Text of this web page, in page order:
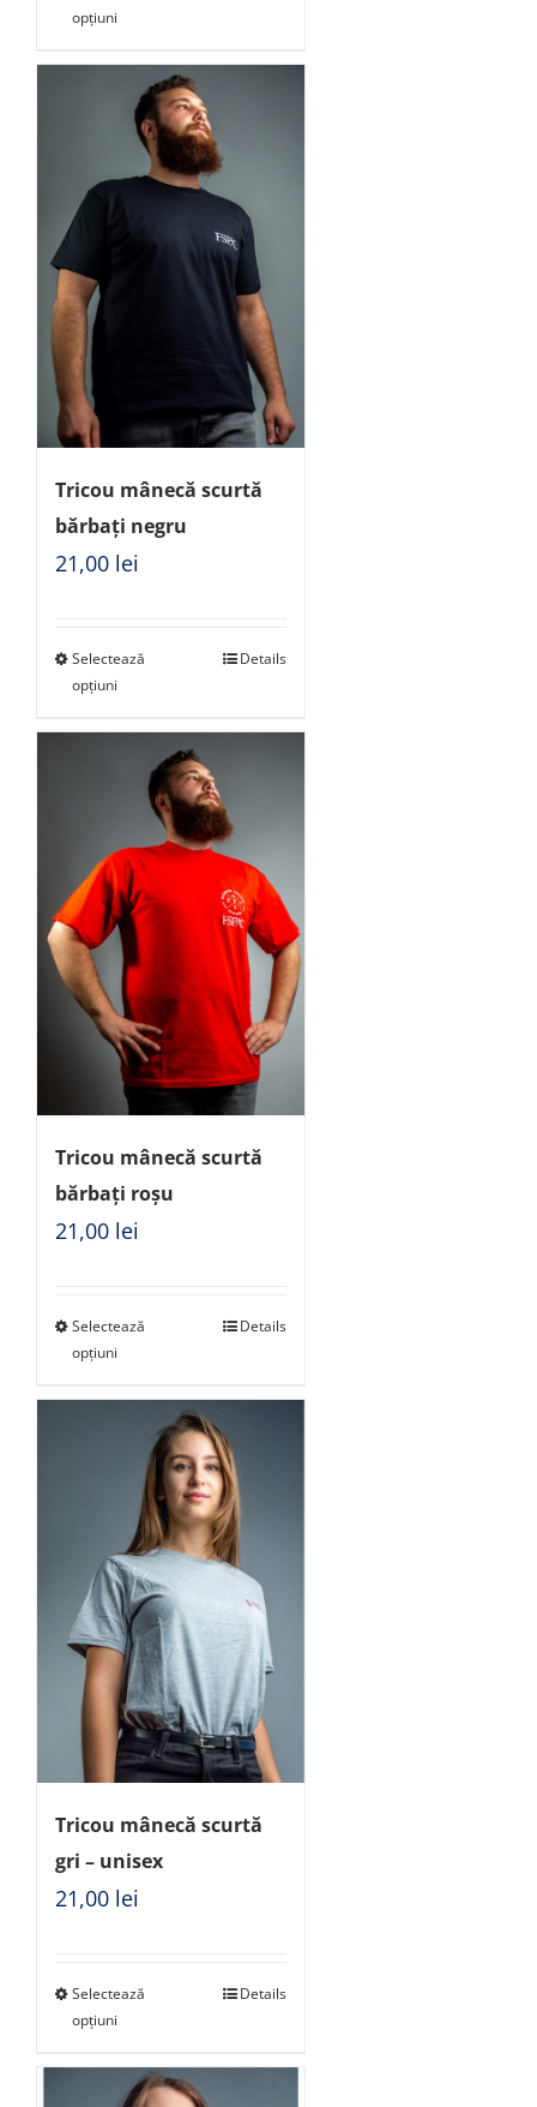
opțiuni
Tricou mânecă scurtă
bărbați negru
21,00 lei
Selectează
opțiuni
Details
Tricou mânecă scurtă
bărbați roșu
21,00 lei
Selectează
opțiuni
Details
Tricou mânecă scurtă
gri – unisex
21,00 lei
Selectează
opțiuni
Details